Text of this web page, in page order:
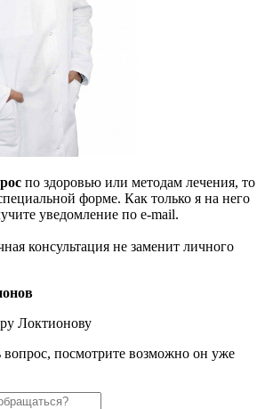
по здоровью или методам лечения, то
форме. Как только я на него
уведомление по e-mail.
консультация не заменит личного
Локтионову
вопрос, посмотрите возможно он уже